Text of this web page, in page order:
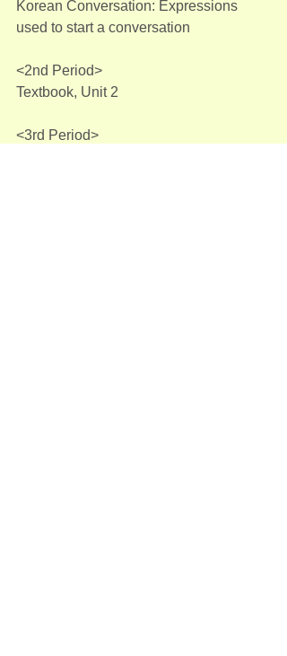
Korean Conversation: Expressions
used to start a conversation
<2nd Period>
Textbook, Unit 2
<3rd Period>